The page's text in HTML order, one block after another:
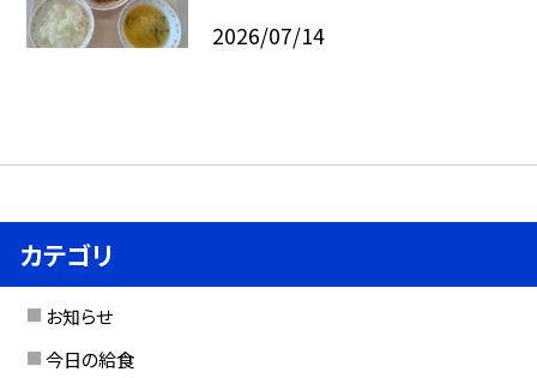
2026/07/14
カテゴリ
お知らせ
今日の給食